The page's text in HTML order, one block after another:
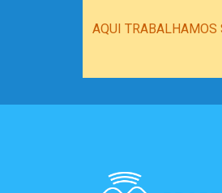
AQUI TRABALHAMOS